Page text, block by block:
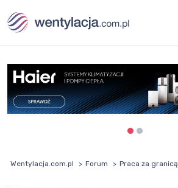
Wentylacja.com.pl Forum Praca za granicą